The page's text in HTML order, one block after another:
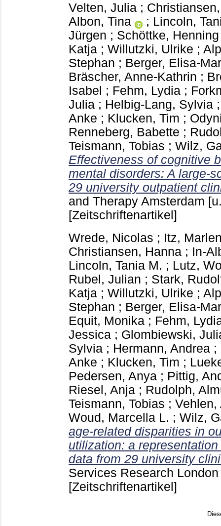
Velten, Julia ;
Albon, Tina
; Lincoln,
Jürgen ; Schöttke, Henning
Katja ; Willutzki, Ulrike ;
Stephan ; Berger, Elisa-
Bräscher, Anne-Kathrin ;
Isabel ; Fehm, Lydia ;
Julia ; Helbig-Lang, Sylvia
Anke ; Klucken, Tim ;
Renneberg, Babette ;
Teismann, Tobias ; Wilz,
Effectiveness of cognitive
mental disorders: A large-
29 university outpatient
and Therapy Amsterdam
[Zeitschriftenartikel]
Wrede, Nicolas ; Itz,
Christiansen, Hanna ; In-
Lincoln, Tania M. ; Lutz,
Rubel, Julian ; Stark,
Katja ; Willutzki, Ulrike ;
Stephan ; Berger, Elisa-
Equit, Monika ; Fehm,
Jessica ; Glombiewski,
Sylvia ; Hermann, Andrea ;
Anke ; Klucken, Tim ;
Pedersen, Anya ; Pittig,
Riesel, Anja ; Rudolph,
Teismann, Tobias ; Vehlen,
Woud, Marcella L. ; Wilz,
age-related disparities in
utilization: a
data from 29 university
Services Research
[Zeitschriftenartikel]